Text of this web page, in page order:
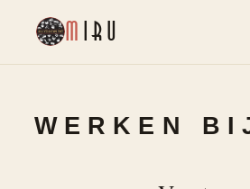
M IRU
WERKEN